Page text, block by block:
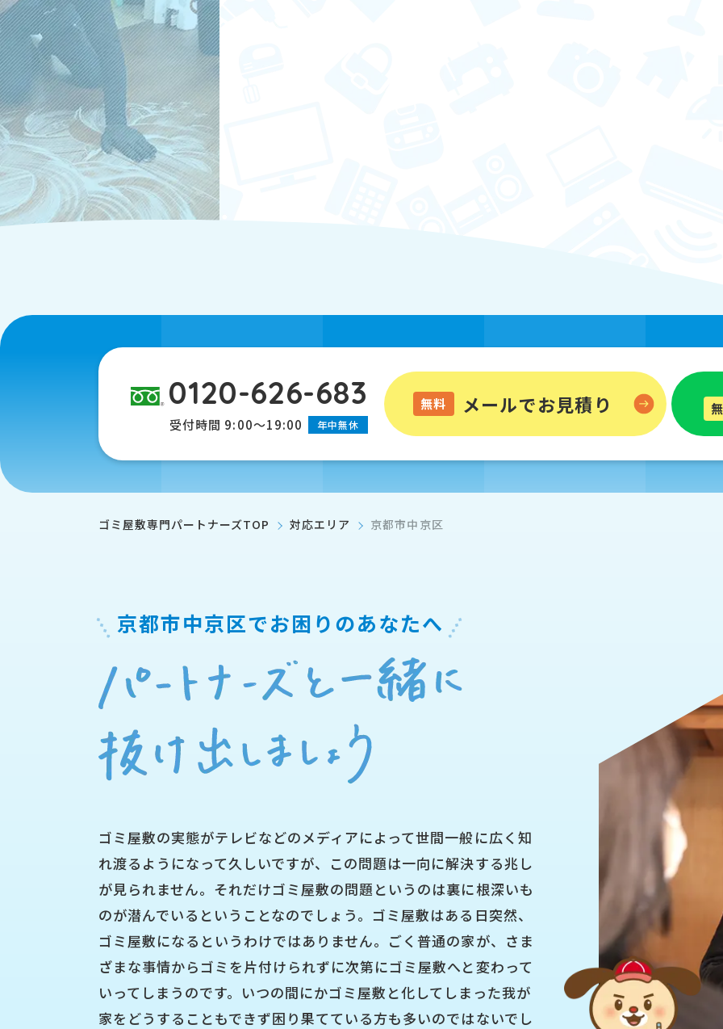
0120-626-683
受付時間 9:00～19:00 年中無休
無料 メールでお見積り
ゴミ屋敷専門パートナーズTOP 対応エリア 京都市中京区
京都市中京区でお困りのあなたへ
ゴミ屋敷の実態がテレビなどのメディアによって世間一般に広く知
れ渡るようになって久しいですが、この問題は一向に解決する兆し
が見られません。それだけゴミ屋敷の問題というのは裏に根深いも
のが潜んでいるということなのでしょう。ゴミ屋敷はある日突然、
ゴミ屋敷になるというわけではありません。ごく普通の家が、さま
ざまな事情からゴミを片付けられずに次第にゴミ屋敷へと変わって
いってしまうのです。いつの間にかゴミ屋敷と化してしまった我が
家をどうすることもできず困り果てている方も多いのではないでし